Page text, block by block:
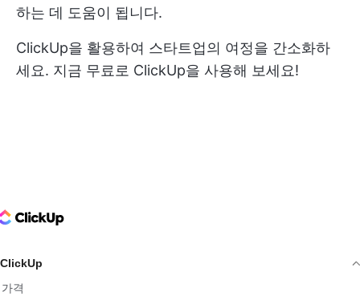
하는 데 도움이 됩니다.
ClickUp을 활용하여 스타트업의 여정을 간소화하
세요. 지금 무료로 ClickUp을 사용해 보세요!
Logo
ClickUp
가격